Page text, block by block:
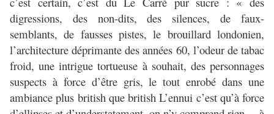
digressions, des non-dits, des silences, de faux-
semblants, de fausses pistes, le brouillard londonien,
l’architecture déprimante des années 60, l’odeur de tabac
froid, une intrigue tortueuse à souhait, des personnages
suspects à force d’être gris, le tout enrobé dans une
ambiance plus british que british L’ennui c’est qu’à force